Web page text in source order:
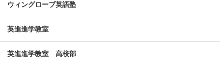
ウィングローブ英語塾
英進進学教室
英進進学教室 高校部